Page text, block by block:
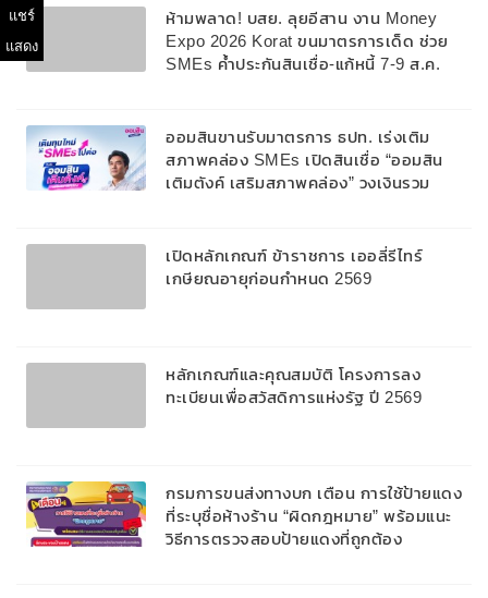
ห้ามพลาด! บสย. ลุยอีสาน งาน Money
Expo 2026 Korat ขนมาตรการเด็ด ช่วย
SMEs ค้ำประกันสินเชื่อ-แก้หนี้ 7-9 ส.ค.
ออมสินขานรับมาตรการ ธปท. เร่งเติม
สภาพคล่อง SMEs เปิดสินเชื่อ “ออมสิน
เติมตังค์ เสริมสภาพคล่อง” วงเงินรวม
สูงสุด 10 ปี
เปิดหลักเกณฑ์ ข้าราชการ เออลี่รีไทร์
เกษียณอายุก่อนกำหนด 2569
หลักเกณฑ์และคุณสมบัติ โครงการลง
ทะเบียนเพื่อสวัสดิการแห่งรัฐ ปี 2569
กรมการขนส่งทางบก เตือน การใช้ป้ายแดง
ที่ระบุชื่อห้างร้าน “ผิดกฎหมาย” พร้อมแนะ
วิธีการตรวจสอบป้ายแดงที่ถูกต้อง
แชร์
แสดง